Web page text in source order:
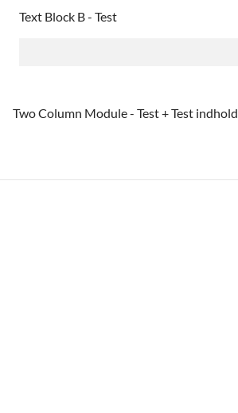
Text Block B - Test
Two Column Module - Test + Test indhold